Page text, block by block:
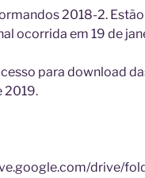
2018-2.
ocorrida em 19 de
para download
2019.
drive/